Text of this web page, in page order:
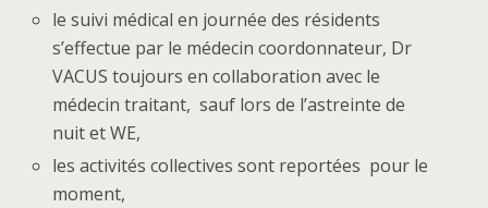
le suivi médical en journée des résidents
s’effectue par le médecin coordonnateur, Dr
VACUS toujours en collaboration avec le
médecin traitant, sauf lors de l’astreinte de
nuit et WE,
les activités collectives sont reportées pour le
moment,